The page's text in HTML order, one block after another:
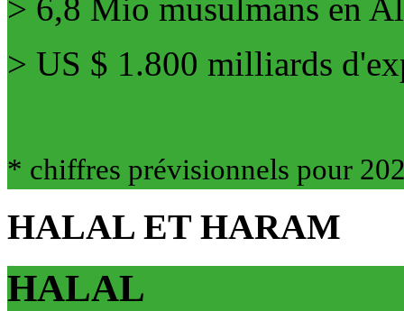
> 6,8 Mio musulmans en
> US $ 1.800 milliards
* chiffres prévisionnels pour
HALAL ET HARAM
HALAL